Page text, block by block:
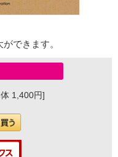
できます。
1,400円]